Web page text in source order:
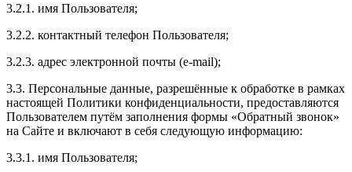
3.2.1. имя Пользователя;
3.2.2. контактный телефон Пользователя;
3.2.3. адрес электронной почты (e-mail);
3.3. Персональные данные, разрешённые к обработке в рамках
настоящей Политики конфиденциальности, предоставляются
Пользователем путём заполнения формы «Обратный звонок»
на Сайте и включают в себя следующую информацию:
3.3.1. имя Пользователя;